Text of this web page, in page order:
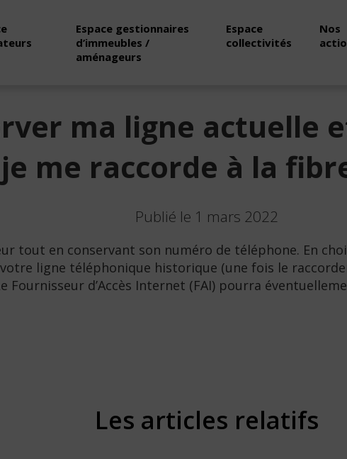
Espace gestionnaires
d’immeubles /
aménageurs
Espace
collectivités
Nos
ma ligne actuelle
me raccorde à la
Publié le 1 mars 2022
tout en conservant son numéro de téléphone. En
ligne téléphonique historique (une fois le
Fournisseur d’Accès Internet (FAI) pourra
Les articles relatifs